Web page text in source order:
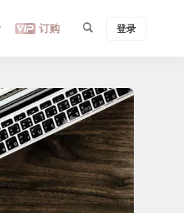
订购 登录